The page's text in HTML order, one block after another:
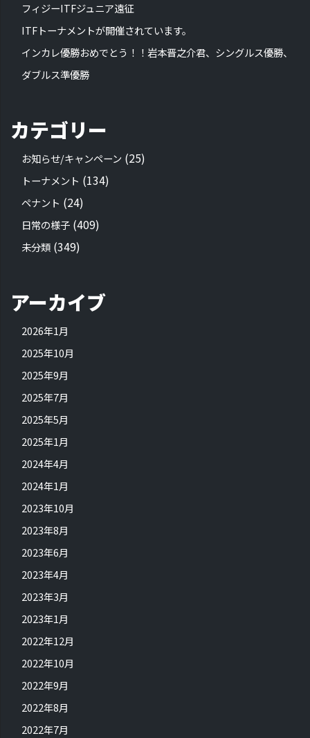
フィジーITFジュニア遠征
ITFトーナメントが開催されています。
インカレ優勝おめでとう！！岩本晋之介君、シングルス優勝、
ダブルス準優勝
カテゴリー
お知らせ/キャンペーン (25)
トーナメント (134)
ペナント (24)
日常の様子 (409)
未分類 (349)
アーカイブ
2026年1月
2025年10月
2025年9月
2025年7月
2025年5月
2025年1月
2024年4月
2024年1月
2023年10月
2023年8月
2023年6月
2023年4月
2023年3月
2023年1月
2022年12月
2022年10月
2022年9月
2022年8月
2022年7月